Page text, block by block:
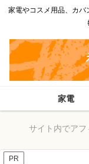
家電やコスメ用品、カバ
家電
サイト内でア
PR